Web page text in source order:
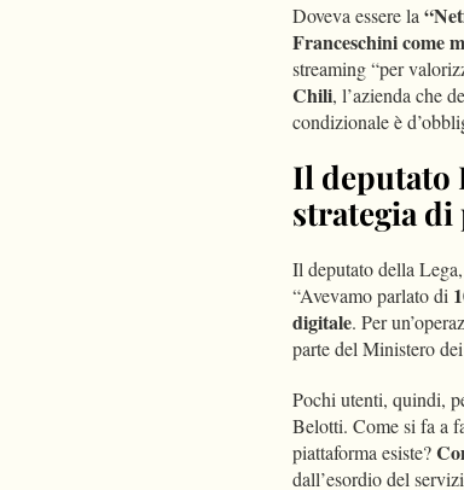
Doveva essere la
Franceschini come
streaming “per
Chili, l’azienda che
condizionale è
Il deputato
strategia
Il deputato della Lega,
“Avevamo parlato di
digitale. Per
parte del Ministero
Pochi utenti, quindi,
Belotti. Come si fa a
piattaforma esiste?
dall’esordio del